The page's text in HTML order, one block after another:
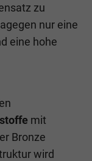
zu
nur eine
eine hohe
mit
Bronze
wird